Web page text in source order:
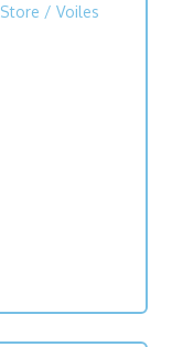
Store / Voiles